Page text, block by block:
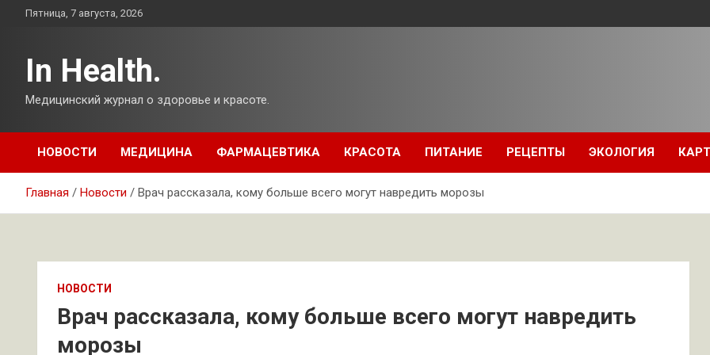
ПерейтиПятница, 7 августа, 2026
In Health.
Медицинский журнал о здоровье и красоте.
НОВОСТИ МЕДИЦИНА ФАРМАЦЕВТИКА КРАСОТА ПИТАНИЕ РЕЦЕПТЫ ЭКОЛОГИЯ
Главная Новости Врач рассказала, кому больше всего могут навредить морозы
НОВОСТИ
Врач рассказала, кому больше всего могут навредить
морозы